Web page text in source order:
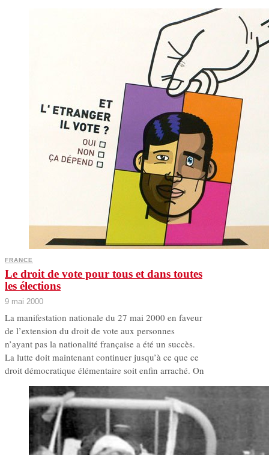
FRANCE
Le droit de vote pour tous et dans toutes
les élections
9 mai 2000
La manifestation nationale du 27 mai 2000 en faveur
de l’extension du droit de vote aux personnes
n’ayant pas la nationalité française a été un succès.
La lutte doit maintenant continuer jusqu’à ce que ce
droit démocratique élémentaire soit enfin arraché. On